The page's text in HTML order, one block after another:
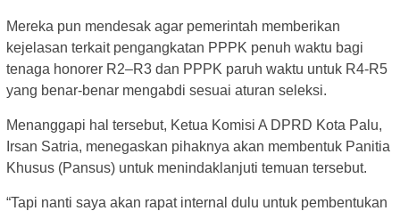
Mereka pun mendesak agar pemerintah memberikan
kejelasan terkait pengangkatan PPPK penuh waktu bagi
tenaga honorer R2–R3 dan PPPK paruh waktu untuk R4-R5
yang benar-benar mengabdi sesuai aturan seleksi.
Menanggapi hal tersebut, Ketua Komisi A DPRD Kota Palu,
Irsan Satria, menegaskan pihaknya akan membentuk Panitia
Khusus (Pansus) untuk menindaklanjuti temuan tersebut.
“Tapi nanti saya akan rapat internal dulu untuk pembentukan